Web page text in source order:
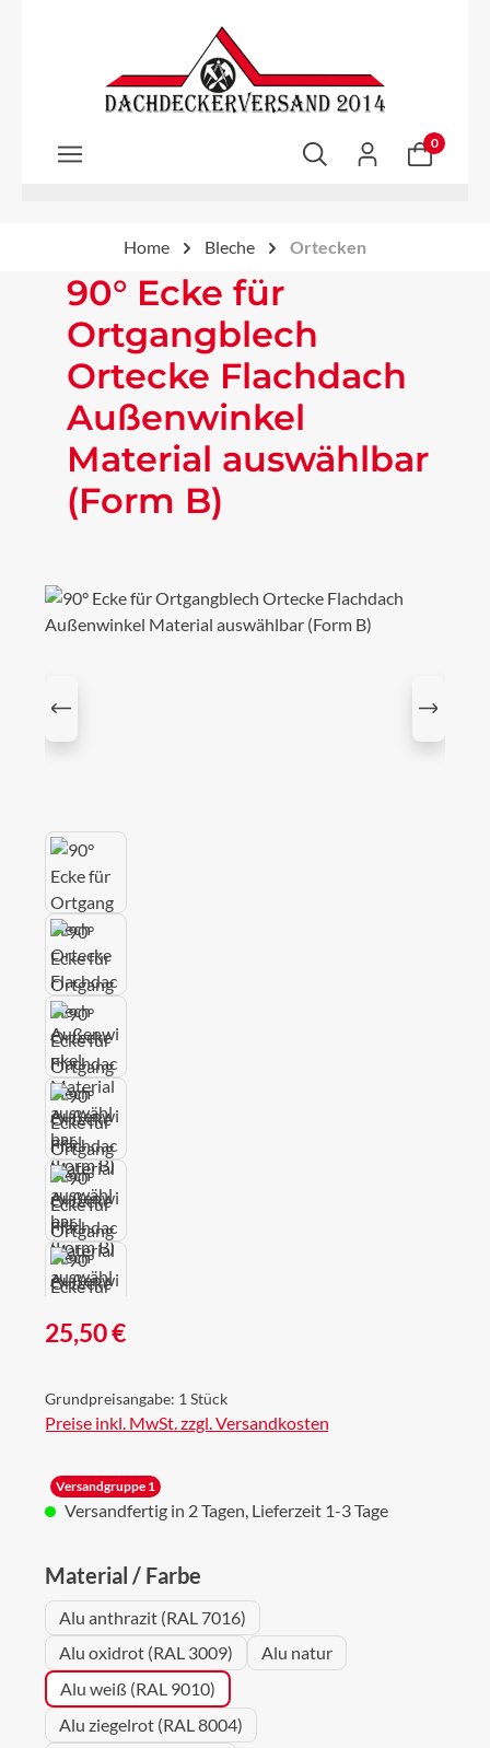
Zum Hauptinhalt springen
0
Home Bleche Ortecken
90° Ecke für
Ortgangblech
Ortecke Flachdach
Außenwinkel
Material auswählbar
(Form B)
Bildergalerie überspringen
Regulärer Preis:
25,50 €
Grundpreisangabe: 1 Stück
Preise inkl. MwSt. zzgl. Versandkosten
Versandgruppe 1
Versandfertig in 2 Tagen, Lieferzeit 1-3 Tage
Material / Farbe
Alu anthrazit (RAL 7016)
Alu oxidrot (RAL 3009)
Alu natur
Alu weiß (RAL 9010)
Alu ziegelrot (RAL 8004)